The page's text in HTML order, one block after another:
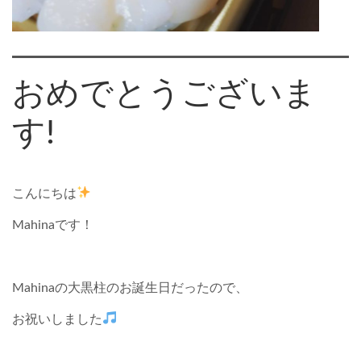
おめでとうございま
す!
こんにちは
Mahinaです！
Mahinaの大黒柱のお誕生日だったので、
お祝いしました